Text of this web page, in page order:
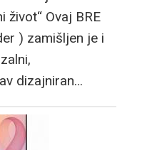
život“ Ovaj BRE
) zamišljen je i
dizajniran…